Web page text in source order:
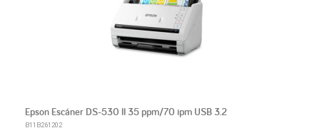
Epson Escáner DS-530 II 35 ppm/70 ipm USB 3.2
B11B261202